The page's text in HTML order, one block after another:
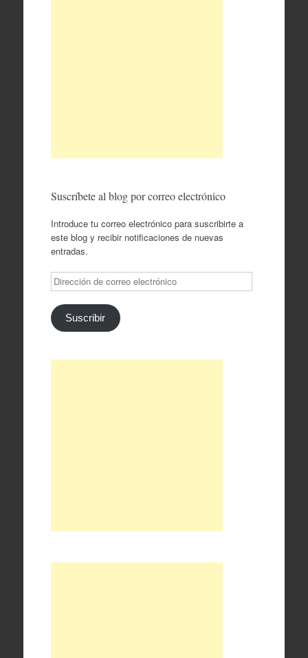
Suscríbete al blog por correo electrónico
Introduce tu correo electrónico para suscribirte a
este blog y recibir notificaciones de nuevas
entradas.
Dirección
de
correo
electrónico
Suscribir